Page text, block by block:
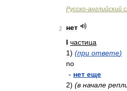
Русско-английский
2
нет
I частица
1) (при ответе)
no
- нет еще
2) (в начале